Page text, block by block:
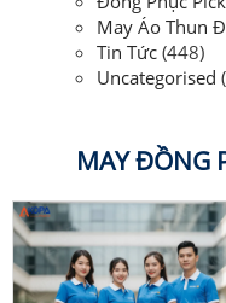
May Áo Thun
Tin Tức (448)
Uncategorised
MAY ĐỒNG